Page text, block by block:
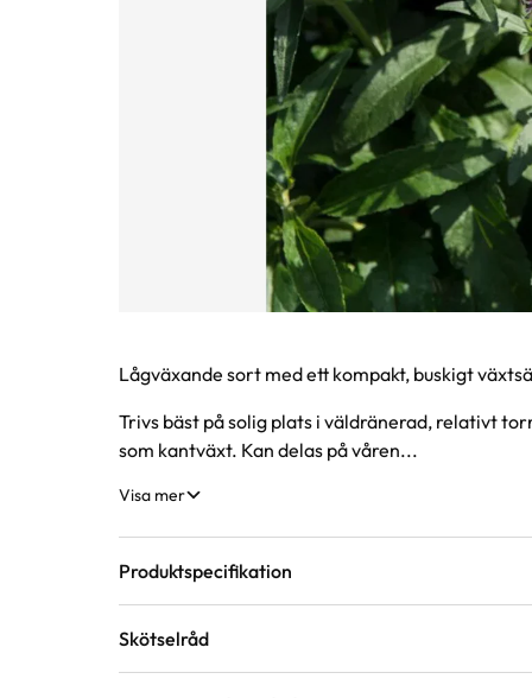
Produktinformation
Lågväxande sort med ett kompakt, buskigt
Trivs bäst på solig plats i väldränerad, relativt
som kantväxt. Kan delas på våren...
Visa mer
Produktspecifikation
Krukstorlek
Skötselråd